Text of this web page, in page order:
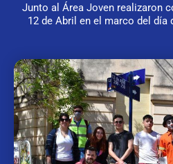
Junto al Área Joven realizaron
12 de Abril en el marco del día